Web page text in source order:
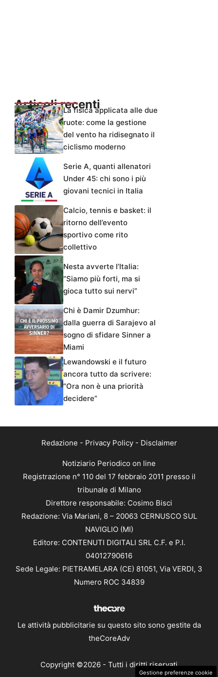
Articoli recentiLa fisica applicata alle due
ruote: come la gestione
del vento ha ridisegnato il
ciclismo moderno
Serie A, quanti allenatori
Under 45: chi sono i più
giovani tecnici in Italia
Calcio, tennis e basket: il
ritorno dell’evento
sportivo come rito
collettivo
Nesta avverte l’Italia:
“Siamo più forti, ma si
gioca tutto sui nervi”
Chi è Damir Dzumhur:
dalla guerra di Sarajevo al
sogno di sfidare Sinner a
Miami
Lewandowski e il futuro
ancora tutto da scrivere:
“Ora non è una priorità
decidere”
Redazione - Privacy Policy- Disclaimer
Notiziario Periodico on line
Registrazione n° 110 del 17 febbraio 2011 presso il
tribunale di Milano
Direttore responsabile: Cosimo Bisci
Redazione: Via Mariani, 8 – 20063 CERNUSCO SUL
NAVIGLIO (MI)
Editore: CONTENUTI DIGITALI SRL C.F. e P.I.
04012790616
Sede Legale: PIETRAMELARA (CE) 81051, Via VERDI, 3
Numero ROC 34839
Le attività pubblicitarie su questo sito sono gestite da
theCoreAdv
Copyright ©2026 - Tutti i diritti riservati
Gestione preferenze cookie